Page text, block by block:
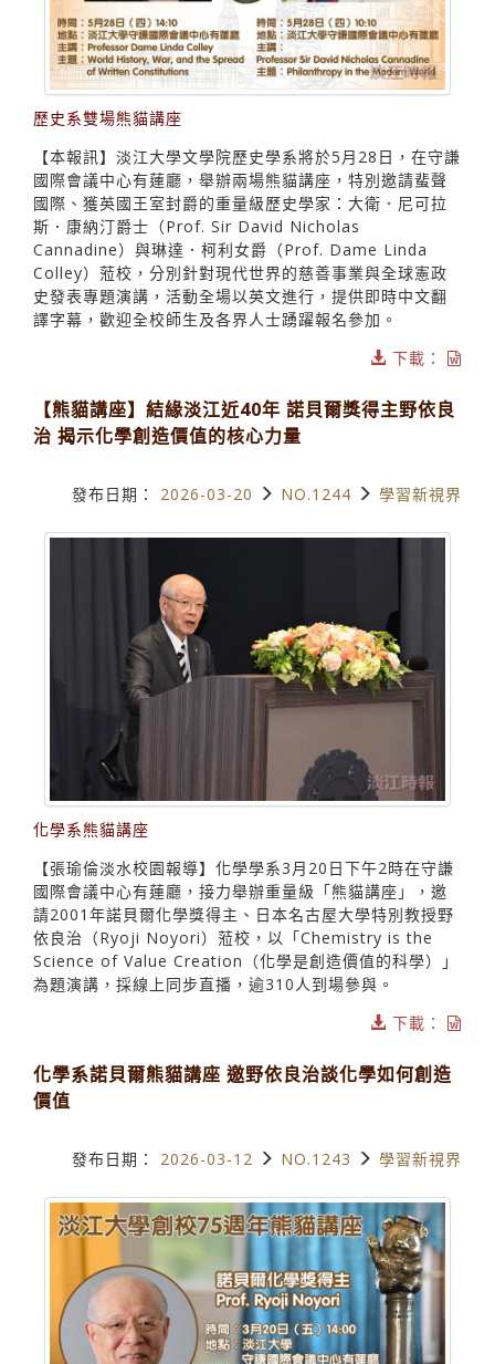
歷史系雙場熊貓講座
【本報訊】淡江大學文學院歷史學系將於5月28日，在守謙
國際會議中心有蓮廳，舉辦兩場熊貓講座，特別邀請蜚聲
國際、獲英國王室封爵的重量級歷史學家：大衛．尼可拉
斯．康納汀爵士（Prof. Sir David Nicholas
Cannadine）與琳達．柯利女爵（Prof. Dame Linda
Colley）蒞校，分別針對現代世界的慈善事業與全球憲政
史發表專題演講，活動全場以英文進行，提供即時中文翻
譯字幕，歡迎全校師生及各界人士踴躍報名參加。
下載：
【熊貓講座】結緣淡江近40年 諾貝爾獎得主野依良
治 揭示化學創造價值的核心力量
發布日期： 2026-03-20 NO.1244 學習新視界
化學系熊貓講座
【張瑜倫淡水校園報導】化學學系3月20日下午2時在守謙
國際會議中心有蓮廳，接力舉辦重量級「熊貓講座」，邀
請2001年諾貝爾化學獎得主、日本名古屋大學特別教授野
依良治（Ryoji Noyori）蒞校，以「Chemistry is the
Science of Value Creation（化學是創造價值的科學）」
為題演講，採線上同步直播，逾310人到場參與。
下載：
化學系諾貝爾熊貓講座 邀野依良治談化學如何創造
價值
發布日期： 2026-03-12 NO.1243 學習新視界